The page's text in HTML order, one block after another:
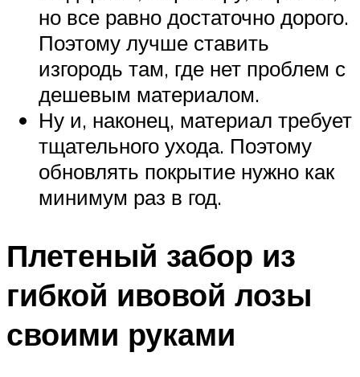
но все равно достаточно дорого.
Поэтому лучше ставить
изгородь там, где нет проблем с
дешевым материалом.
Ну и, наконец, материал требует
тщательного ухода. Поэтому
обновлять покрытие нужно как
минимум раз в год.
Плетеный забор из
гибкой ивовой лозы
своими руками